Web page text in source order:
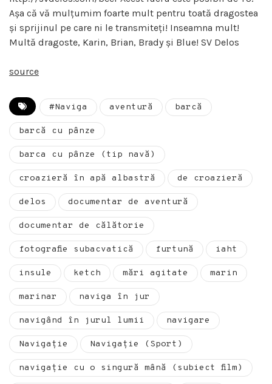
Așa că vă mulțumim foarte mult pentru toată dragostea
și sprijinul pe care ni le transmiteți! Inseamna mult!
Multă dragoste, Karin, Brian, Brady și Blue! SV Delos
source
#Naviga aventură barcă
barcă cu pânze
barca cu pânze (tip navă)
croazieră în apă albastră de croazieră
delos documentar de aventură
documentar de călătorie
fotografie subacvatică furtună iaht
insule ketch mări agitate marin
marinar naviga în jur
navigând în jurul lumii navigare
Navigație Navigație (Sport)
navigație cu o singură mână (subiect film)